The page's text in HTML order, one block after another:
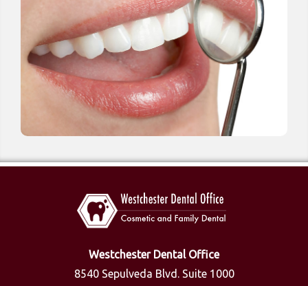
Westchester Dental Office
8540 Sepulveda Blvd. Suite 1000